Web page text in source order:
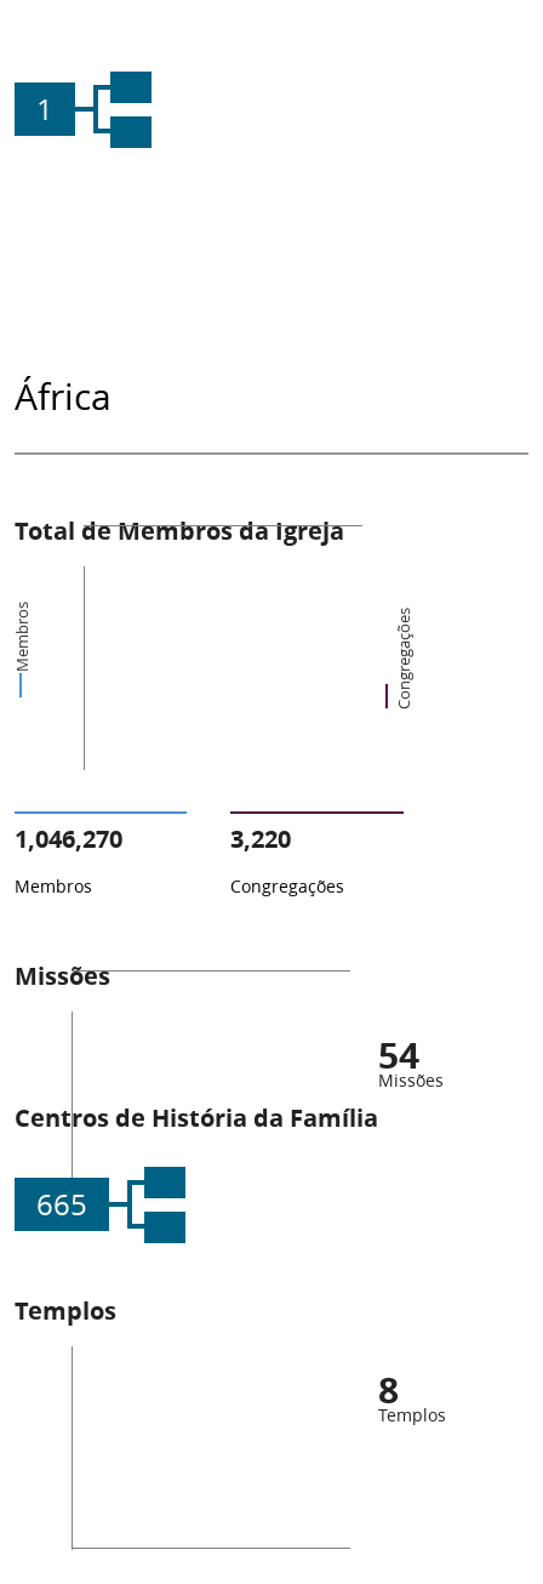
1
África
Total de Membros da Igreja
Membros Congregações
1,046,270
Membros
3,220
Congregações
Missões
54
Missões
Centros de História da Família
665
Templos
8
Templos